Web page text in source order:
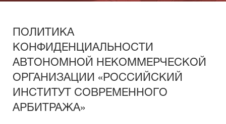
ПОЛИТИКА
КОНФИДЕНЦИАЛЬНОСТИ
АВТОНОМНОЙ НЕКОММЕРЧЕСКОЙ
ОРГАНИЗАЦИИ «РОССИЙСКИЙ
ИНСТИТУТ СОВРЕМЕННОГО
АРБИТРАЖА»